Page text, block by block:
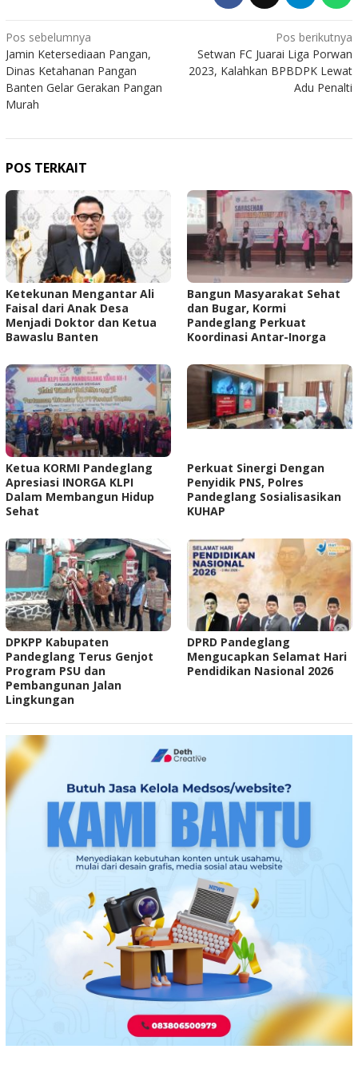
Navigasi
pos
Pos sebelumnya
Jamin Ketersediaan Pangan,
Dinas Ketahanan Pangan
Banten Gelar Gerakan Pangan
Murah
Pos berikutnya
Setwan FC Juarai Liga Porwan
2023, Kalahkan BPBDPK Lewat
Adu Penalti
POS TERKAIT
Ketekunan Mengantar Ali
Faisal dari Anak Desa
Menjadi Doktor dan Ketua
Bawaslu Banten
Bangun Masyarakat Sehat
dan Bugar, Kormi
Pandeglang Perkuat
Koordinasi Antar-Inorga
Ketua KORMI Pandeglang
Apresiasi INORGA KLPI
Dalam Membangun Hidup
Sehat
Perkuat Sinergi Dengan
Penyidik PNS, Polres
Pandeglang Sosialisasikan
KUHAP
DPKPP Kabupaten
Pandeglang Terus Genjot
Program PSU dan
Pembangunan Jalan
Lingkungan
DPRD Pandeglang
Mengucapkan Selamat Hari
Pendidikan Nasional 2026